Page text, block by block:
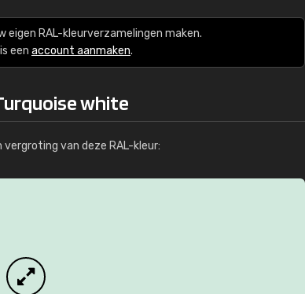
RAL-kleurverzamelingen maken.
een account aanmaken.
white
van deze RAL-kleur:
RAL K7 op waterbasis